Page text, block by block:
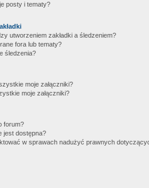
posty i tematy?
utworzeniem zakładki a śledzeniem?
fora lub tematy?
śledzenia?
moje załączniki?
moje załączniki?
forum?
jest dostępna?
w sprawach nadużyć prawnych